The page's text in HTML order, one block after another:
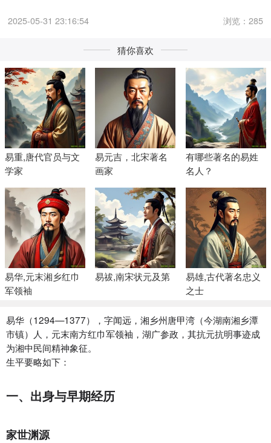
2025-05-31 23:16:54 浏览：285
猜你喜欢
易重‌,唐代官员与文
学家
易元吉‌，北宋著名
画家
有哪些著名的易姓
名人？
易华‌,元末湘乡红巾
军领袖
易祓,南宋状元及第
易雄‌,古代著名忠义
之士
易华（1294—1377），字闻远，湘乡州唐甲湾（今湖南湘乡潭
市镇）人，元末南方红巾军领袖，湖广参政，其抗元抗明事迹成
为湘中民间精神象征。
生平要略如下：
一、出身与早期经历
家世渊源‌